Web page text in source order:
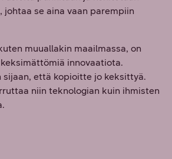
johtaa se aina vaan parempiin
muuallakin maailmassa, on
innovaatiota.
sijaan, että kopioitte jo keksittyä.
niin teknologian kuin ihmisten